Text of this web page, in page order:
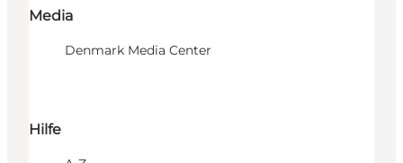
Media
Denmark Media Center
Hilfe